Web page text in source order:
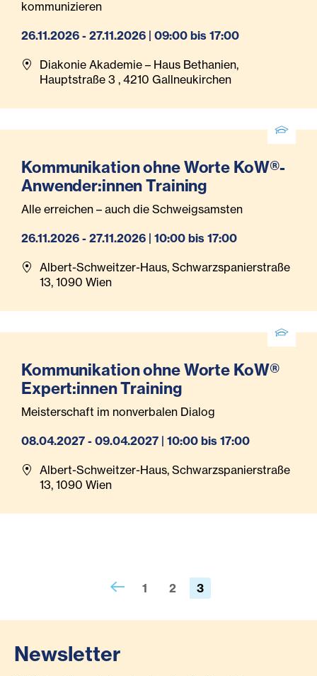
kommunizieren
26.11.2026 - 27.11.2026 | 09:00 bis 17:00
Diakonie Akademie – Haus Bethanien,
Hauptstraße 3 , 4210 Gallneukirchen
Kommunikation ohne Worte KoW®-
Anwender:innen Training
Alle erreichen – auch die Schweigsamsten
26.11.2026 - 27.11.2026 | 10:00 bis 17:00
Albert-Schweitzer-Haus, Schwarzspanierstraße
13, 1090 Wien
Kommunikation ohne Worte KoW®
Expert:innen Training
Meisterschaft im nonverbalen Dialog
08.04.2027 - 09.04.2027 | 10:00 bis 17:00
Albert-Schweitzer-Haus, Schwarzspanierstraße
13, 1090 Wien
1 2 3
Newsletter